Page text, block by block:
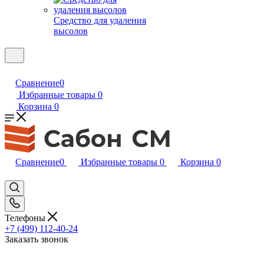
Средство для удаления
высолов
Сравнение0
Избранные товары 0
Корзина 0
Сравнение0 Избранные товары 0 Корзина 0
Телефоны
+7 (499) 112-40-24
Заказать звонок